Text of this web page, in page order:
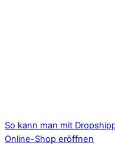
So kann man mit
Online-Shop eröffnen